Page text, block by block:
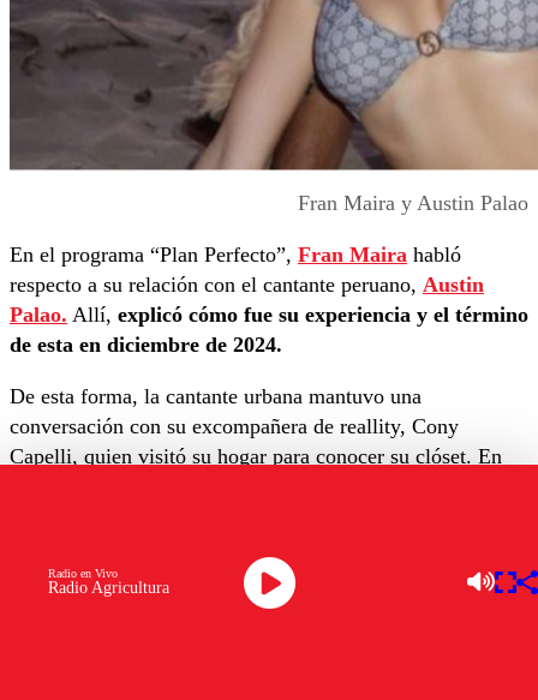
Fran Maira y Austin Palao
En el programa “Plan Perfecto”, Fran Maira habló
respecto a su relación con el cantante peruano, Austin
Palao. Allí, explicó cómo fue su experiencia y el término
de esta en diciembre de 2024.
De esta forma, la cantante urbana mantuvo una
conversación con su excompañera de reallity, Cony
Capelli, quien visitó su hogar para conocer su clóset. En
Las declaraciones de Fran Maira
Radio Agricultura
Radio en Vivo